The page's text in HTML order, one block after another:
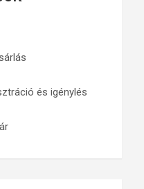
és igénylés